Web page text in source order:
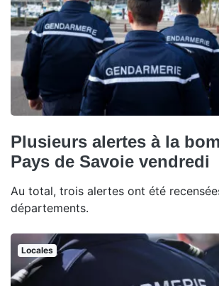
Plusieurs alertes à la
Pays de Savoie vendredi
Au total, trois alertes ont été
départements.
Locales